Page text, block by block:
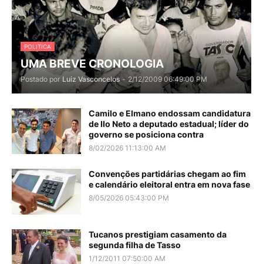
POLITICA
UMA BREVE CRONOLOGIA
Postado por Luiz Vasconcelos - 2/12/2009 06:49:00 PM
Camilo e Elmano endossam candidatura
de Ilo Neto a deputado estadual; líder do
governo se posiciona contra
8/02/2026 11:13:00 AM
Convenções partidárias chegam ao fim
e calendário eleitoral entra em nova fase
8/05/2026 05:43:00 PM
Tucanos prestigiam casamento da
segunda filha de Tasso
1/12/2011 07:50:00 AM